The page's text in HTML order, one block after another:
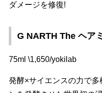
ダメージを修復!
G NARTH The ヘア
75ml \1,650/yokilab
発酵×サイエンスの力で